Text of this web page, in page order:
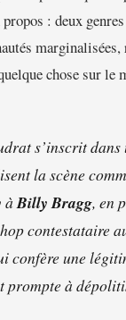
: deux
marginalisées,
chose sur le
s’inscrit
la scène
àBilly Bragg, en
contestataire
confère une
prompte à